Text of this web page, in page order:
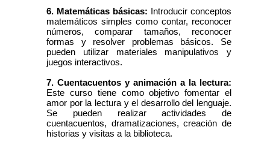
6. Matemáticas básicas: Introducir conceptos
matemáticos simples como contar, reconocer
números, comparar tamaños, reconocer
formas y resolver problemas básicos. Se
pueden utilizar materiales manipulativos y
juegos interactivos.
7. Cuentacuentos y animación a la lectura:
Este curso tiene como objetivo fomentar el
amor por la lectura y el desarrollo del lenguaje.
Se pueden realizar actividades de
cuentacuentos, dramatizaciones, creación de
historias y visitas a la biblioteca.